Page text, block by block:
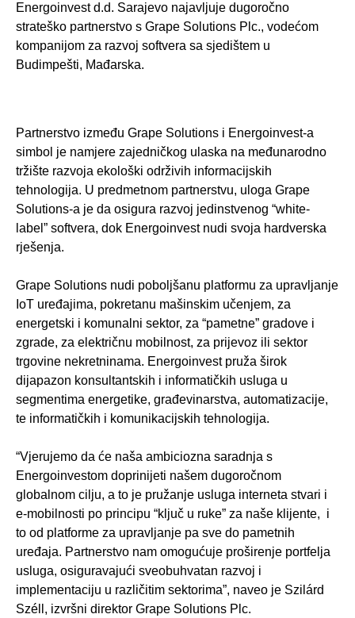
Energoinvest d.d. Sarajevo najavljuje dugoročno
strateško partnerstvo s Grape Solutions Plc., vodećom
kompanijom za razvoj softvera sa sjedištem u
Budimpešti, Mađarska.
Partnerstvo između Grape Solutions i Energoinvest-a
simbol je namjere zajedničkog ulaska na međunarodno
tržište razvoja ekološki održivih informacijskih
tehnologija. U predmetnom partnerstvu, uloga Grape
Solutions-a je da osigura razvoj jedinstvenog “white-
label” softvera, dok Energoinvest nudi svoja hardverska
rješenja.
Grape Solutions nudi poboljšanu platformu za upravljanje
IoT uređajima, pokretanu mašinskim učenjem, za
energetski i komunalni sektor, za “pametne” gradove i
zgrade, za električnu mobilnost, za prijevoz ili sektor
trgovine nekretninama. Energoinvest pruža širok
dijapazon konsultantskih i informatičkih usluga u
segmentima energetike, građevinarstva, automatizacije,
te informatičkih i komunikacijskih tehnologija.
“Vjerujemo da će naša ambiciozna saradnja s
Energoinvestom doprinijeti našem dugoročnom
globalnom cilju, a to je pružanje usluga interneta stvari i
e-mobilnosti po principu “ključ u ruke” za naše klijente, i
to od platforme za upravljanje pa sve do pametnih
uređaja. Partnerstvo nam omogućuje proširenje portfelja
usluga, osiguravajući sveobuhvatan razvoj i
implementaciju u različitim sektorima”, naveo je Szilárd
Széll, izvršni direktor Grape Solutions Plc.